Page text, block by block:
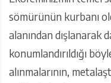
sömürünün kurbanı
alanından dışlanarak
konumlandırıldığı
alınmalarının,